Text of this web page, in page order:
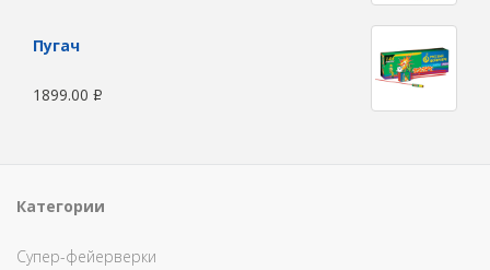
Пугач
1899.00 Р
Категории
Супер-фейерверки